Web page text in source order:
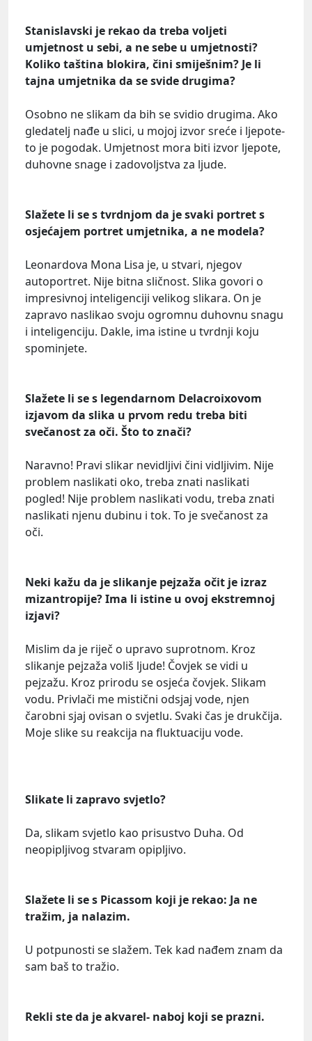
Stanislavski je rekao da treba voljeti
umjetnost u sebi, a ne sebe u umjetnosti?
Koliko taština blokira, čini smiješnim? Je li
tajna umjetnika da se svide drugima?
Osobno ne slikam da bih se svidio drugima. Ako
gledatelj nađe u slici, u mojoj izvor sreće i ljepote-
to je pogodak. Umjetnost mora biti izvor ljepote,
duhovne snage i zadovoljstva za ljude.
Slažete li se s tvrdnjom da je svaki portret s
osjećajem portret umjetnika, a ne modela?
Leonardova Mona Lisa je, u stvari, njegov
autoportret. Nije bitna sličnost. Slika govori o
impresivnoj inteligenciji velikog slikara. On je
zapravo naslikao svoju ogromnu duhovnu snagu
i inteligenciju. Dakle, ima istine u tvrdnji koju
spominjete.
Slažete li se s legendarnom Delacroixovom
izjavom da slika u prvom redu treba biti
svečanost za oči. Što to znači?
Naravno! Pravi slikar nevidljivi čini vidljivim. Nije
problem naslikati oko, treba znati naslikati
pogled! Nije problem naslikati vodu, treba znati
naslikati njenu dubinu i tok. To je svečanost za
oči.
Neki kažu da je slikanje pejzaža očit je izraz
mizantropije? Ima li istine u ovoj ekstremnoj
izjavi?
Mislim da je riječ o upravo suprotnom. Kroz
slikanje pejzaža voliš ljude! Čovjek se vidi u
pejzažu. Kroz prirodu se osjeća čovjek. Slikam
vodu. Privlači me mistični odsjaj vode, njen
čarobni sjaj ovisan o svjetlu. Svaki čas je drukčija.
Moje slike su reakcija na fluktuaciju vode.
Slikate li zapravo svjetlo?
Da, slikam svjetlo kao prisustvo Duha. Od
neopipljivog stvaram opipljivo.
Slažete li se s Picassom koji je rekao: Ja ne
tražim, ja nalazim.
U potpunosti se slažem. Tek kad nađem znam da
sam baš to tražio.
Rekli ste da je akvarel- naboj koji se prazni.